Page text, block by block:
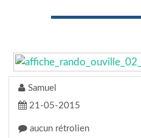
Samuel
21-05-2015
aucun rétrolien